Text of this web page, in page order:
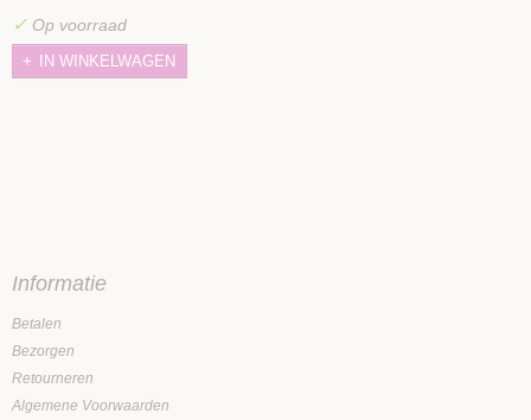
✓ Op voorraad
IN WINKELWAGEN
Informatie
Betalen
Bezorgen
Retourneren
Algemene Voorwaarden